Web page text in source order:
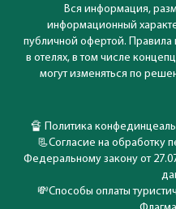
Вся информация,
информационный
публичной офертой. Правила
в отелях, в том числе
могут изменяться по
🔏 Политика
📃Согласие на обработку
Федеральному закону от
💸Способы оплаты